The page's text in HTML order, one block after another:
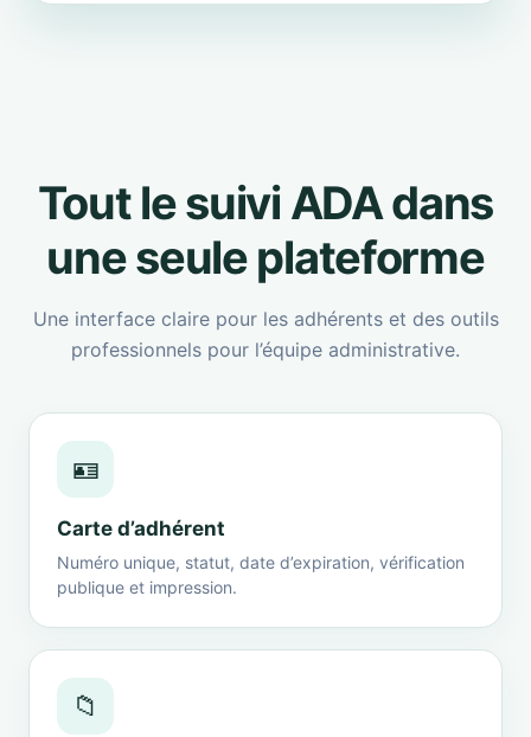
Tout le suivi ADA dans
une seule plateforme
Une interface claire pour les adhérents et des outils
professionnels pour l’équipe administrative.
🪪
Carte d’adhérent
Numéro unique, statut, date d’expiration, vérification
publique et impression.
📁